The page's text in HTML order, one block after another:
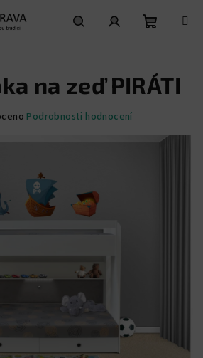
košík
na zeď PIRÁTI
Podrobnosti hodnocení